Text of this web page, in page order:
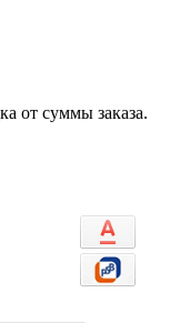
от суммы заказа.